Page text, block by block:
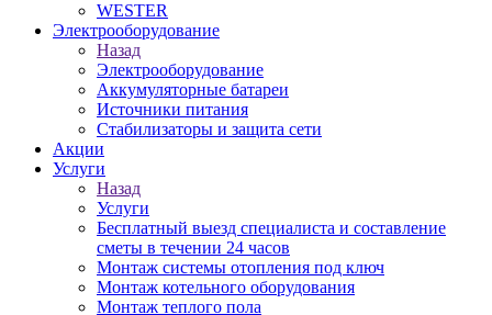
WESTER
Электрооборудование
Назад
Электрооборудование
Аккумуляторные батареи
Источники питания
Стабилизаторы и защита сети
Акции
Услуги
Назад
Услуги
Бесплатный выезд специалиста и составление
сметы в течении 24 часов
Монтаж системы отопления под ключ
Монтаж котельного оборудования
Монтаж теплого пола